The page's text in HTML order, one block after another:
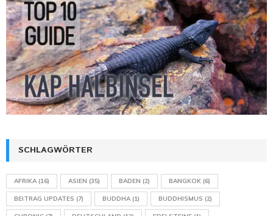
SCHLAGWÖRTER
AFRIKA(16) ASIEN (35) BADEN (2) BANGKOK (6)
BEITRAG UPDATES (7) BUDDHA(1) BUDDHISMUS (2)